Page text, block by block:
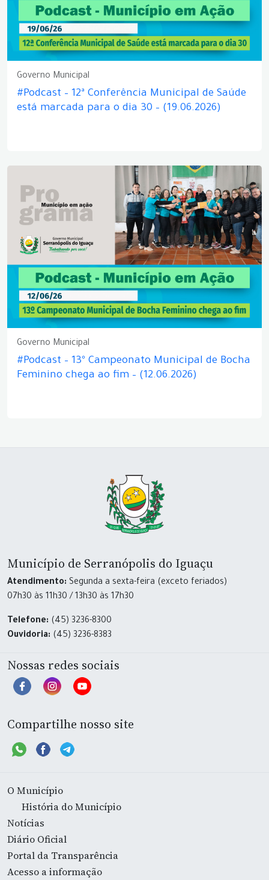
Governo Municipal
#Podcast – 12ª Conferência Municipal de Saúde
está marcada para o dia 30 – (19.06.2026)
Governo Municipal
#Podcast – 13º Campeonato Municipal de Bocha
Feminino chega ao fim – (12.06.2026)
Município de Serranópolis do Iguaçu
Atendimento: Segunda a sexta-feira (exceto feriados)
07h30 às 11h30 / 13h30 às 17h30
Telefone: (45) 3236-8300
Ouvidoria: (45) 3236-8383
Nossas redes sociais
Compartilhe nosso site
O Município
História do Município
Notícias
Diário Oficial
Portal da Transparência
Acesso a informação